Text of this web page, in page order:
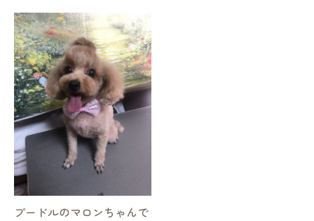
プードルのマロンちゃんで